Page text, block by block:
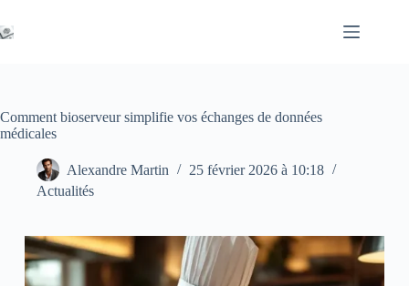
au
contenu
Comment bioserveur simplifie vos échanges de données
médicales
Alexandre Martin
25 février 2026 à 10:18
Actualités